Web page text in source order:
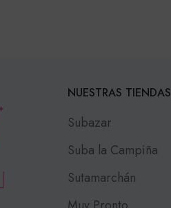
NUESTRAS TIENDAS
Subazar
Suba la Campiña
Sutamarchán